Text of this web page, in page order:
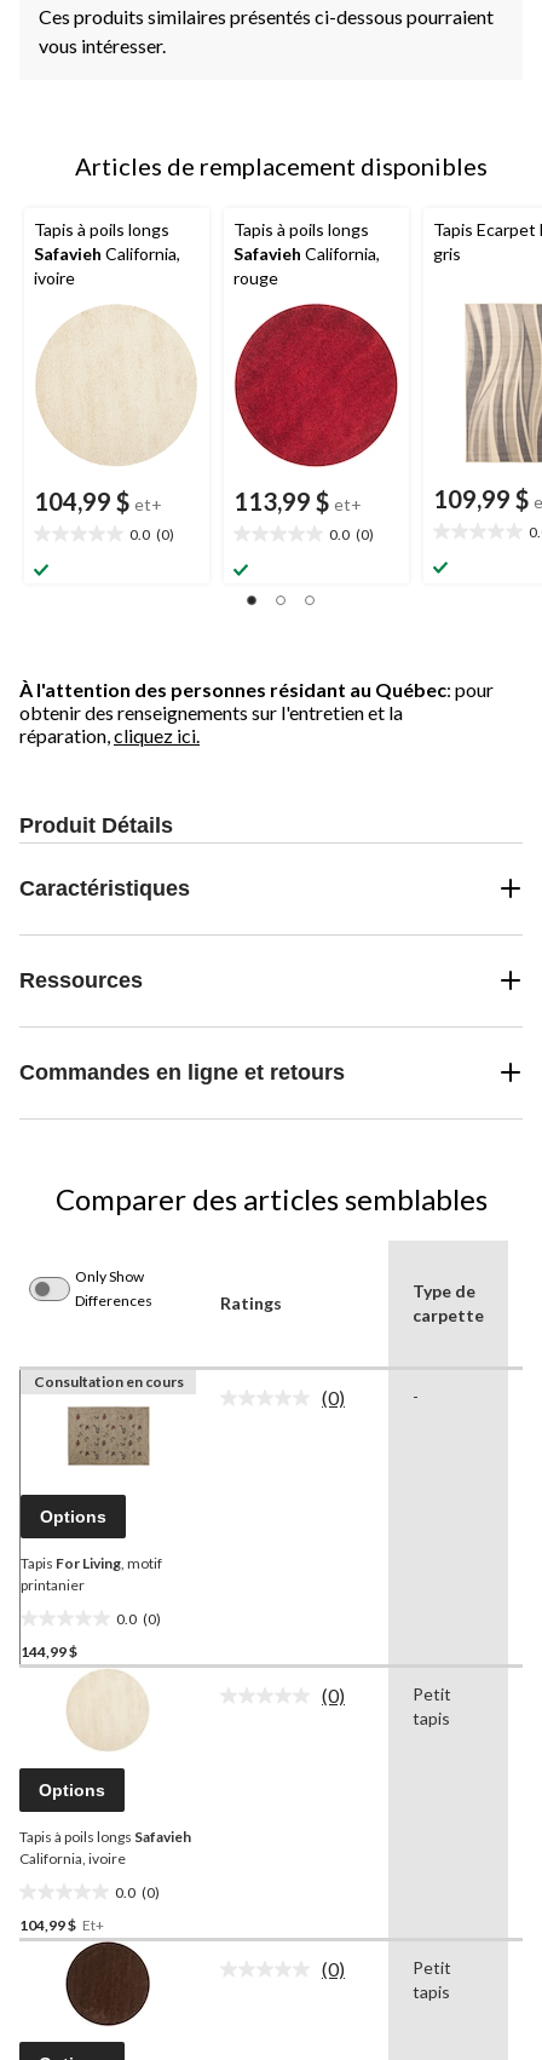
Ces produits similaires présentés ci-dessous pourraient
vous intéresser.
Articles de remplacement disponibles
Tapis à poils longs
Safavieh California,
ivoire
104,99 $ et+
0.0 (0)
étoile(s)
Tapis à poils longs
Safavieh California,
rouge
113,99 $ et+
0.0 (0)
étoile(s)
sur
Tapis Ecarpet
gris
109,99 $
étoile(s)
À l'attention des personnes résidant au Québec: pour
obtenir des renseignements sur l'entretien et la
réparation, cliquez ici.
Produit Détails
Caractéristiques
Ressources
Commandes en ligne et retours
Comparer des articles semblables
Only Show
Differences
Ratings
Type de
carpette
Consultation en cours
Options
Tapis For Living , motif
printanier
0.0 (0)
étoile(s)
144,99 $
Aucune
(0) -
Options
Tapis à poils longs Safavieh
California, ivoire
0.0 (0)
étoile(s)
104,99 $ Et+
Aucune
(0)
Petit
tapis
Aucune
(0)
Petit
tapis